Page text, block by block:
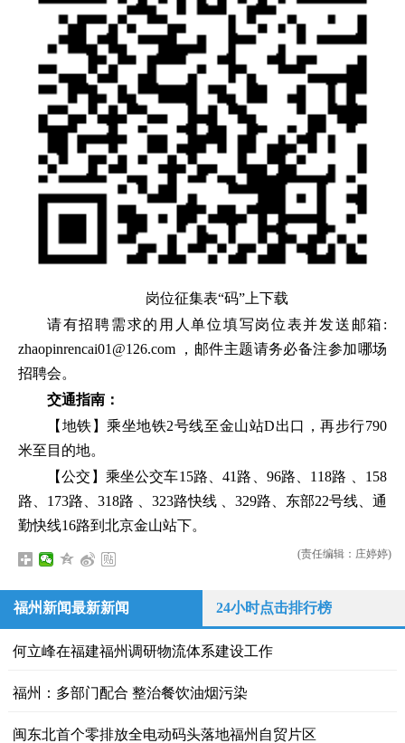
岗位征集表“码”上下载
请有招聘需求的用人单位填写岗位表并发送邮箱:
zhaopinrencai01@126.com ，邮件主题请务必备注参加哪场
招聘会。
交通指南：
【地铁】乘坐地铁2号线至金山站D出口，再步行790
米至目的地。
【公交】乘坐公交车15路、41路、96路、118路 、158
路、173路、318路 、323路快线 、329路、东部22号线、通
勤快线16路到北京金山站下。
(责任编辑：庄婷婷)
福州新闻最新新闻 24小时点击排行榜
何立峰在福建福州调研物流体系建设工作
福州：多部门配合 整治餐饮油烟污染
闽东北首个零排放全电动码头落地福州自贸片区